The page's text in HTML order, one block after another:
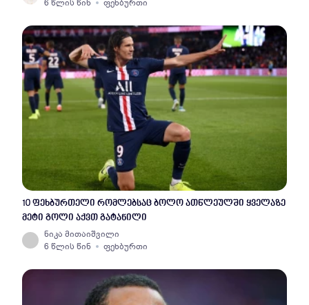
6 წლის წინ
ფეხბურთი
10 ფეხბურთელი რომლებსაც ბოლო ათწლეულში ყველაზე
მეტი გოლი აქვთ გატანილი
ნიკა მითაიშვილი
6 წლის წინ
ფეხბურთი